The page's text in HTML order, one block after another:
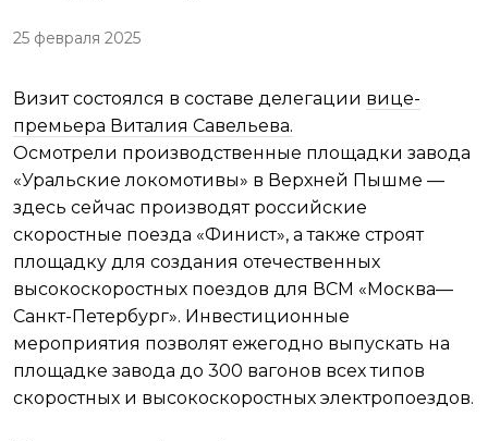
25 февраля 2025
Визит состоялся в составе делегации вице-
премьера Виталия Савельева.
Осмотрели производственные площадки завода
«Уральские локомотивы» в Верхней Пышме —
здесь сейчас производят российские
скоростные поезда «Финист», а также строят
площадку для создания отечественных
высокоскоростных поездов для ВСМ «Москва—
Санкт-Петербург». Инвестиционные
мероприятия позволят ежегодно выпускать на
площадке завода до 300 вагонов всех типов
скоростных и высокоскоростных электропоездов.